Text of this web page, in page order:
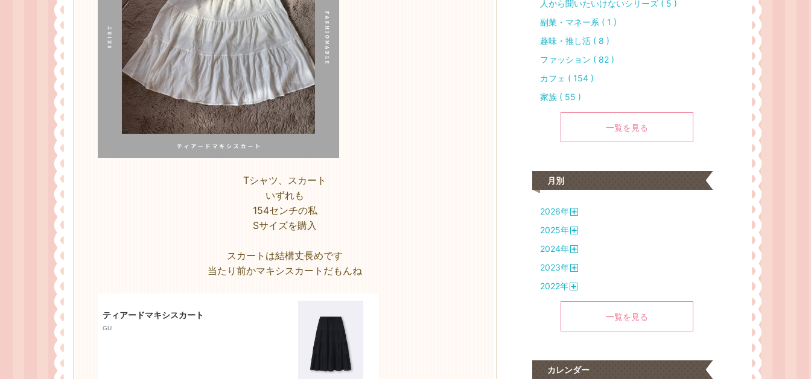
Tシャツ、スカート
いずれも
154センチの私
Sサイズを購入
スカートは結構丈長めです
当たり前かマキシスカートだもんね
ティアードマキシスカート
GU
人から聞いたいけないシリーズ ( 5 )
副業・マネー系 ( 1 )
趣味・推し活 ( 8 )
ファッション ( 82 )
カフェ ( 154 )
家族 ( 55 )
一覧を見る
月別
2026年
2025年
2024年
2023年
2022年
一覧を見る
カレンダー